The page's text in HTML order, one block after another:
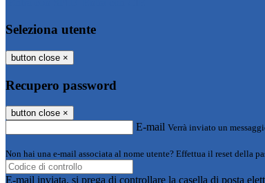
Seleziona utente
button close ×
Recupero password
button close ×
E-mail Verrà inviato un
Non hai una e-mail associata al nome utente? Effettua il reset della
E-mail inviata, si prega di controllare la casella di posta